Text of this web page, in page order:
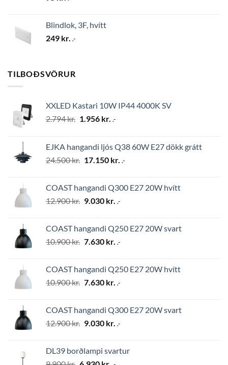
Blindlok, 3F, hvítt
249 kr. .-
TILBOÐSVÖRUR
XXLED Kastari 10W IP44 4000K SV
2.794kr. Original
2.794 kr..
1.956 kr. Current
1.956 kr..
.-
EJKA hangandi ljós Q38 60W E27 dökk grátt
24.500kr. Original
24.500 kr..
17.150 kr. Current
17.150 kr..
.-
COAST hangandi Q300 E27 20W hvítt
12.900kr. Original
12.900 kr..
9.030 kr. Current
9.030 kr..
.-
COAST hangandi Q250 E27 20W svart
10.900kr. Original
10.900 kr..
7.630 kr. Current
7.630 kr..
.-
COAST hangandi Q250 E27 20W hvítt
10.900kr. Original
10.900 kr..
7.630 kr. Current
7.630 kr..
.-
COAST hangandi Q300 E27 20W svart
12.900kr. Original
12.900 kr..
9.030 kr. Current
9.030 kr..
.-
DL39 borðlampi svartur